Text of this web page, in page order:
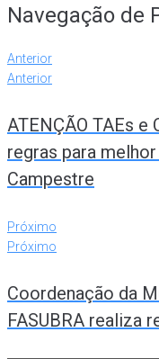
Navegação de
Anterior
Anterior
ATENÇÃO TAEs
regras para
Campestre
Próximo
Próximo
Coordenação da
FASUBRA realiza